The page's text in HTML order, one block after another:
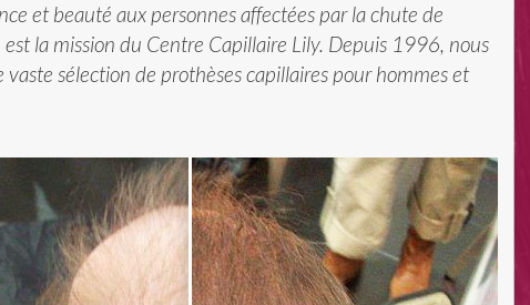
et beauté aux personnes affectées par la chute de
la mission du Centre Capillaire Lily. Depuis 1996, nous
vaste sélection de prothèses capillaires pour hommes et